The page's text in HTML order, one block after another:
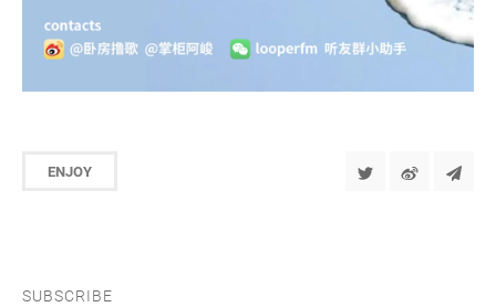
ENJOY
SUBSCRIBE